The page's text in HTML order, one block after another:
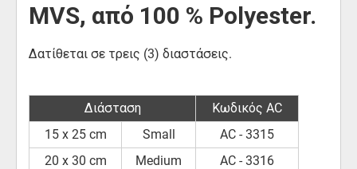
MVS, από 100 % Polyester.
Δατίθεται σε τρεις (3) διαστάσεις.
Διάσταση
Κωδικός AC
15 x 25 cm
Small
AC - 3315
20 x 30 cm
Medium AC - 3316